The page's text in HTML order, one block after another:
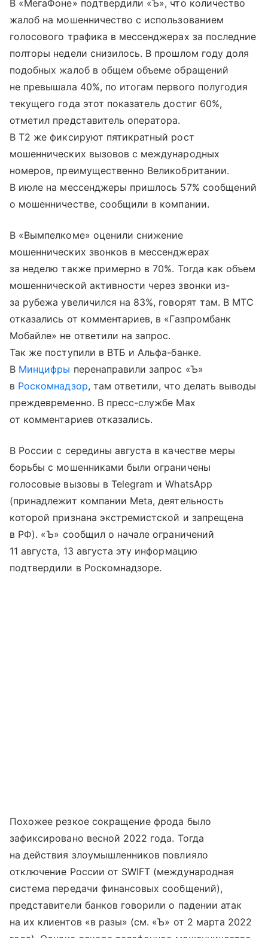
В «МегаФоне» подтвердили «Ъ», что количество
жалоб на мошенничество с использованием
голосового трафика в мессенджерах за последние
полторы недели снизилось. В прошлом году доля
подобных жалоб в общем объеме обращений
не превышала 40%, по итогам первого полугодия
текущего года этот показатель достиг 60%,
отметил представитель оператора.
В Т2 же фиксируют пятикратный рост
мошеннических вызовов с международных
номеров, преимущественно Великобритании.
В июле на мессенджеры пришлось 57% сообщений
о мошенничестве, сообщили в компании.
В «Вымпелкоме» оценили снижение
мошеннических звонков в мессенджерах
за неделю также примерно в 70%. Тогда как объем
мошеннической активности через звонки из-
за рубежа увеличился на 83%, говорят там. В МТС
отказались от комментариев, в «Газпромбанк
Мобайле» не ответили на запрос.
Так же поступили в ВТБ и Альфа-банке.
В Минцифры перенаправили запрос «Ъ»
в Роскомнадзор, там ответили, что делать выводы
преждевременно. В пресс-службе Max
от комментариев отказались.
В России с середины августа в качестве меры
борьбы с мошенниками были ограничены
голосовые вызовы в Telegram и WhatsApp
(принадлежит компании Metа, деятельность
которой признана экстремистской и запрещена
в РФ). «Ъ» сообщил о начале ограничений
11 августа, 13 августа эту информацию
подтвердили в Роскомнадзоре.
Похожее резкое сокращение фрода было
зафиксировано весной 2022 года. Тогда
на действия злоумышленников повлияло
отключение России от SWIFT (международная
система передачи финансовых сообщений),
представители банков говорили о падении атак
на их клиентов «в разы» (cм. «Ъ» от 2 марта 2022